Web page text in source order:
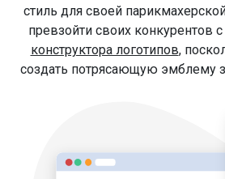
стиль для своей
превзойти своих
конструктора логотипов,
создать потрясающую эмблему